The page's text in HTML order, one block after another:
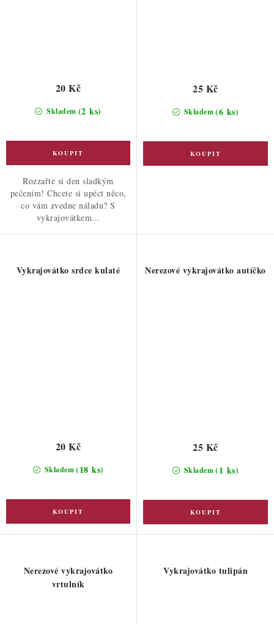
Skladem (2 ks)
20 Kč
Rozzařte si den sladkým
pečením! Chcete si upéct něco,
co vám zvedne náladu? S
vykrajovátkem...
Skladem(6 ks)
25 Kč
Vykrajovátko srdce kulaté
Skladem(18 ks)
20 Kč
Nerezové vykrajovátko autíčko
Skladem(1 ks)
25 Kč
Nerezové vykrajovátko
vrtulník
Vykrajovátko tulipán